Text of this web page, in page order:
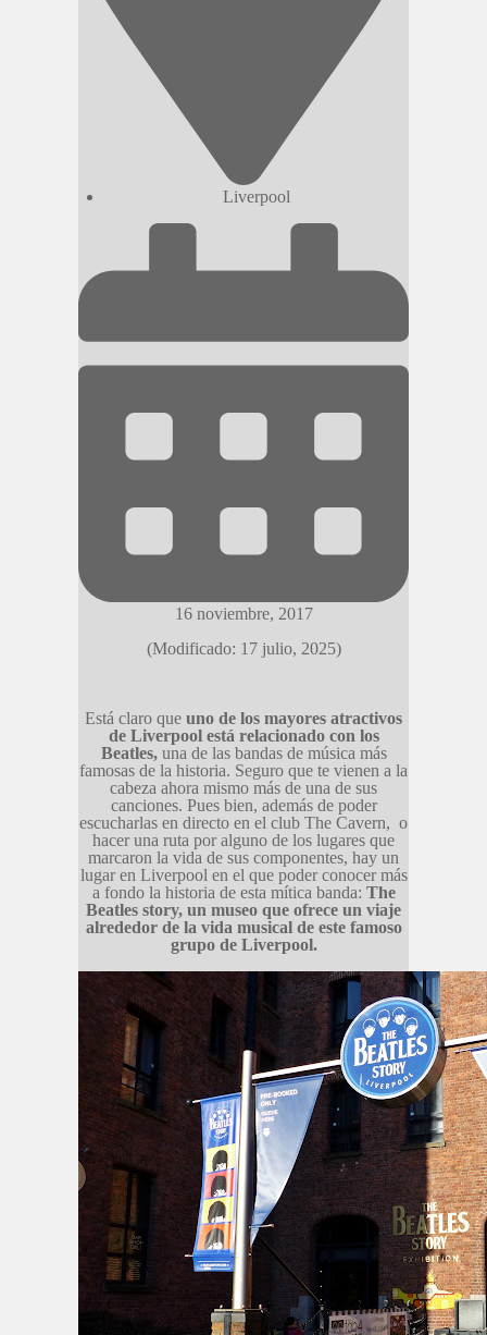
Liverpool
16 noviembre, 2017
(Modificado: 17 julio, 2025)
Está claro que uno de los mayores atractivos
de Liverpool está relacionado con los
Beatles,una de las bandas de música más
famosas de la historia. Seguro que te vienen a la
cabeza ahora mismo más de una de sus
canciones. Pues bien, además de poder
escucharlas en directo en el club The Cavern, o
hacer una ruta por alguno de los lugares que
marcaron la vida de sus componentes, hay un
lugar en Liverpool en el que poder conocer más
a fondo la historia de esta mítica banda: The
Beatles story, un museo que ofrece un viaje
alrededor de la vida musical de este famoso
grupo de Liverpool.